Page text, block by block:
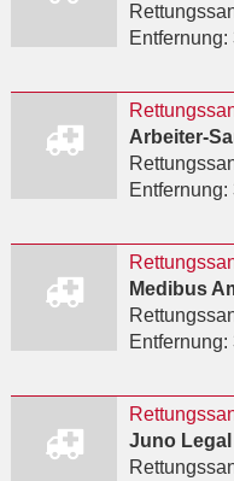
Entfernung:
Entfernung:
Medibus
Entfernung:
Juno